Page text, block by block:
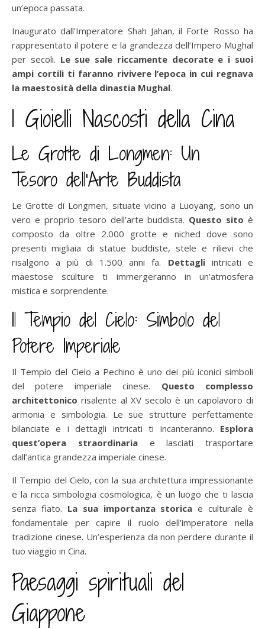
un’epoca passata.
Inaugurato dall’Imperatore Shah Jahan, il Forte Rosso ha
rappresentato il potere e la grandezza dell’Impero Mughal
per secoli. Le sue sale riccamente decorate e i suoi
ampi cortili ti faranno rivivere l’epoca in cui regnava
la maestosità della dinastia Mughal.
I Gioielli Nascosti della Cina
Le Grotte di Longmen: Un
Tesoro dell’Arte Buddista
Le Grotte di Longmen, situate vicino a Luoyang, sono un
vero e proprio tesoro dell’arte buddista. Questo sito è
composto da oltre 2.000 grotte e niched dove sono
presenti migliaia di statue buddiste, stele e rilievi che
risalgono a più di 1.500 anni fa. Dettagliintricati e
maestose sculture ti immergeranno in un’atmosfera
mistica e sorprendente.
Il Tempio del Cielo: Simbolo del
Potere Imperiale
Il Tempio del Cielo a Pechino è uno dei più iconici simboli
del potere imperiale cinese. Questo complesso
architettonico risalente al XV secolo è un capolavoro di
armonia e simbologia. Le sue strutture perfettamente
bilanciate e i dettagli intricati ti incanteranno. Esplora
quest’opera straordinariae lasciati trasportare
dall’antica grandezza imperiale cinese.
Il Tempio del Cielo, con la sua architettura impressionante
e la ricca simbologia cosmologica, è un luogo che ti lascia
senza fiato. La sua importanza storica e culturale è
fondamentale per capire il ruolo dell’imperatore nella
tradizione cinese. Un’esperienza da non perdere durante il
tuo viaggio in Cina.
Paesaggi spirituali del
Giappone